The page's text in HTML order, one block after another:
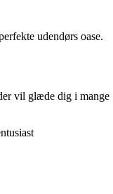
udendørs oase.
vil glæde dig i mange